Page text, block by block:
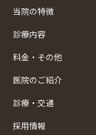
当院の特徴
診療内容
料金・その他
医院のご紹介
診療・交通
採用情報